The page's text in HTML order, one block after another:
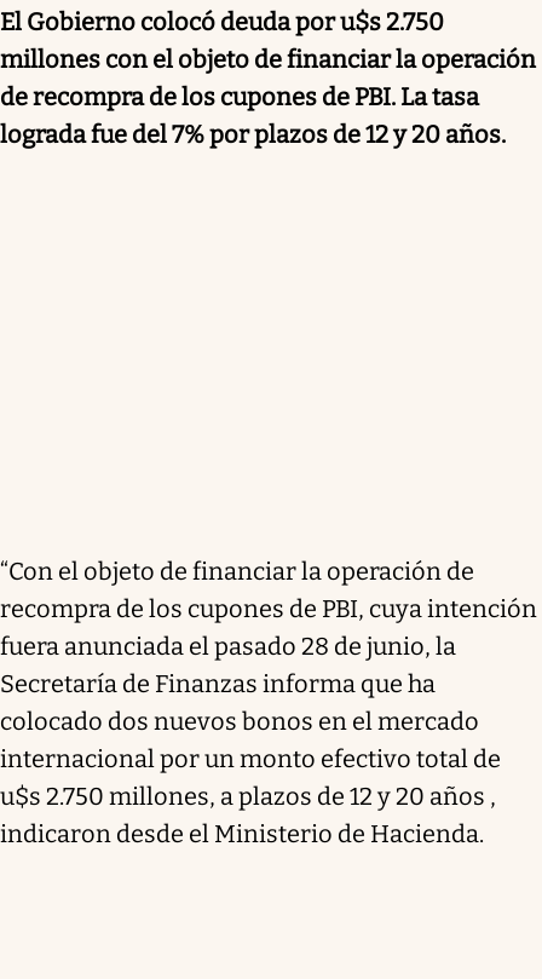
El Gobierno colocó deuda por u$s 2.750
millones con el objeto de financiar la operación
de recompra de los cupones de PBI. La tasa
lograda fue del 7% por plazos de 12 y 20 años.
“Con el objeto de financiar la operación de
recompra de los cupones de PBI, cuya intención
fuera anunciada el pasado 28 de junio, la
Secretaría de Finanzas informa que ha
colocado dos nuevos bonos en el mercado
internacional por un monto efectivo total de
u$s 2.750 millones, a plazos de 12 y 20 años ,
indicaron desde el Ministerio de Hacienda.